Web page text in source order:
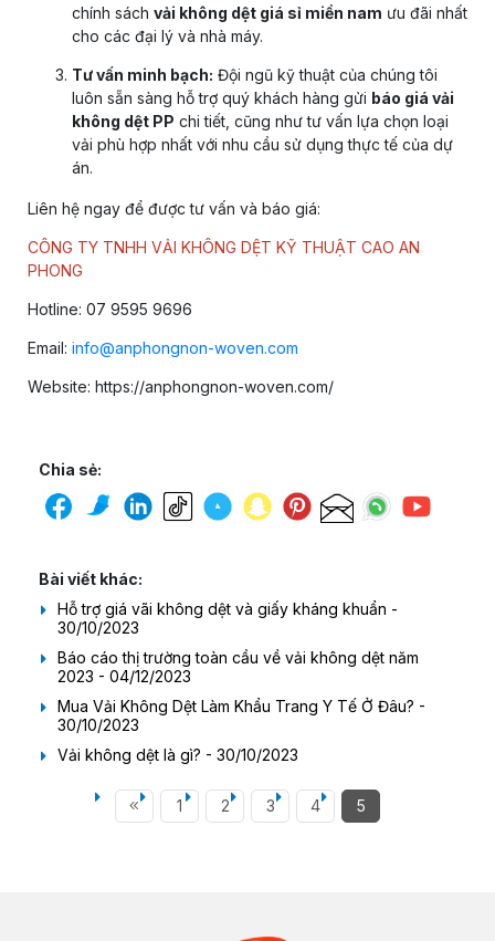
chính sách vải không dệt giá sỉ miền nam ưu đãi nhất
cho các đại lý và nhà máy.
Tư vấn minh bạch: Đội ngũ kỹ thuật của chúng tôi
luôn sẵn sàng hỗ trợ quý khách hàng gửi báo giá vải
không dệt PP chi tiết, cũng như tư vấn lựa chọn loại
vải phù hợp nhất với nhu cầu sử dụng thực tế của dự
án.
Liên hệ ngay để được tư vấn và báo giá:
CÔNG TY TNHH VẢI KHÔNG DỆT KỸ THUẬT CAO AN
PHONG
Hotline: 07 9595 9696
Email: info@anphongnon-woven.com
Website: https://anphongnon-woven.com/
Chia sẻ:
Bài viết khác:
Hỗ trợ giá vãi không dệt và giấy kháng khuẩn -
30/10/2023
Báo cáo thị trường toàn cầu về vải không dệt năm
2023 - 04/12/2023
Mua Vải Không Dệt Làm Khẩu Trang Y Tế Ở Đâu? -
30/10/2023
Vải không dệt là gì? - 30/10/2023
1 2 3 4 5